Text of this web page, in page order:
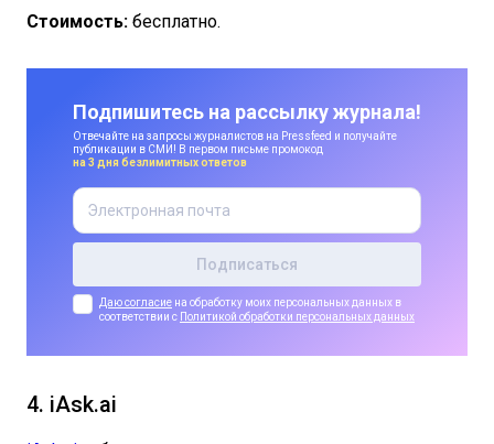
Стоимость: бесплатно.
Подпишитесь на рассылку журнала!
Отвечайте на запросы журналистов на Pressfeed и получайте
публикации в СМИ! В первом письме промокод
на 3 дня безлимитных ответов
Даю согласие на обработку моих персональных данных в
соответствии с Политикой обработки персональных данных
4. iAsk.ai